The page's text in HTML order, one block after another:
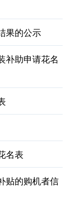
果的公示
补助申请花名
名表
贴的购机者信